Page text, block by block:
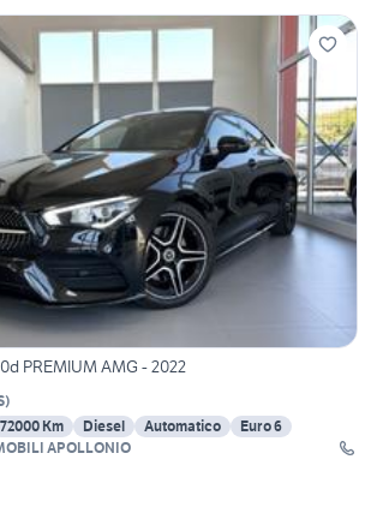
PREMIUM AMG - 2022
)
72000 Km Diesel Automatico
Euro 6
APOLLONIO